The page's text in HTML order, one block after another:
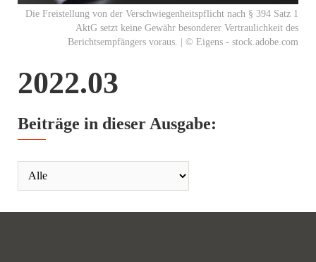
Die Freistellung von der Verschwiegenheitspflicht nach § 394 Satz 1
AktG setzt keine Gewähr besonderer Vertraulichkeit des
Berichtsempfängers voraus. | © Eigens - stock.adobe.com
2022.03
Beiträge in dieser Ausgabe: